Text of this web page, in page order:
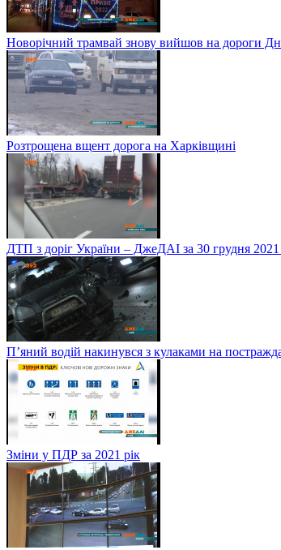
Новорічний трамвай знову вийшов на дороги
Розтрощена вщент дорога на Харківщині
ДТП з доріг України – ДжеДАІ за 30 грудня
П’яний водій накинувся з кулаками на
Зміни у ПДР за 2021 рік